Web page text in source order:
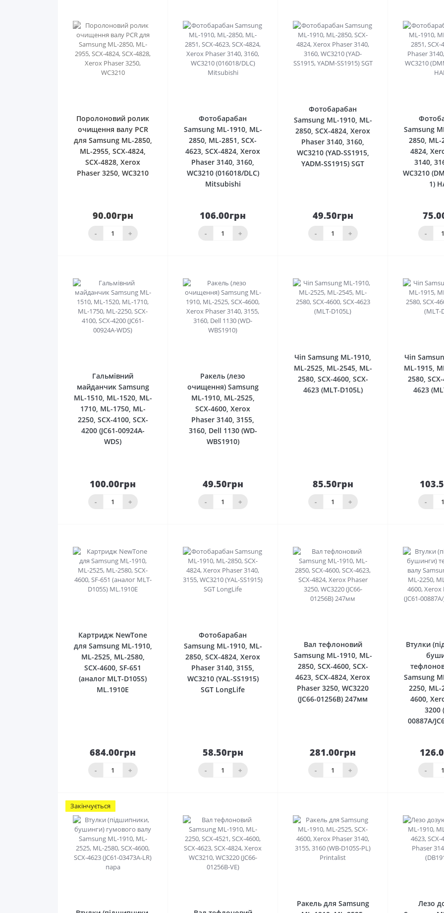
Поролоновий ролик
очищення валу PCR
для Samsung ML-2850,
ML-2955, SCX-4824,
SCX-4828, Xerox
Phaser 3250, WC3210
90.00грн
- +
товар закінчився
Фотобарабан
Samsung ML-1910, ML-
2850, ML-2851, SCX-
4623, SCX-4824, Xerox
Phaser 3140, 3160,
WC3210 (016018/DLC)
Mitsubishi
106.00грн
- +
До
кошика
Фотобарабан
Samsung ML-1910, ML-
2850, SCX-4824, Xerox
Phaser 3140, 3160,
WC3210 (YAD-SS1915,
YADM-SS1915) SGT
49.50грн
- +
кошика
Samsung
2850, ML-
4824,
3140,
WC3210
1)
-
Гальмівний
майданчик Samsung
ML-1510, ML-1520, ML-
1710, ML-1750, ML-
2250, SCX-4100, SCX-
4200 (JC61-00924A-
WDS)
100.00грн
- +
До
кошика
Ракель (лезо
очищення) Samsung
ML-1910, ML-2525,
SCX-4600, Xerox
Phaser 3140, 3155,
3160, Dell 1130 (WD-
WBS1910)
49.50грн
- +
кошика
Чіп Samsung ML-1910,
ML-2525, ML-2545, ML-
2580, SCX-4600, SCX-
4623 (MLT-D105L)
85.50грн
- +
кошика
Чіп
ML-1915,
2580,
4623
-
Картридж NewTone
для Samsung ML-1910,
ML-2525, ML-2580,
SCX-4600, SF-651
(аналог MLT-D105S)
ML.1910E
684.00грн
- +
До
кошика
Фотобарабан
Samsung ML-1910, ML-
2850, SCX-4824, Xerox
Phaser 3140, 3155,
WC3210 (YAL-SS1915)
SGT LongLife
58.50грн
- +
кошика
Вал тефлоновий
Samsung ML-1910, ML-
2850, SCX-4600, SCX-
4623, SCX-4824, Xerox
Phaser 3250, WC3220
(JC66-01256B) 247мм
281.00грн
- +
До
кошика
Втулки
Samsung
2250, ML-
4600,
3200
00887A/
-
Закінчується
Ракель для Samsung
Лезо